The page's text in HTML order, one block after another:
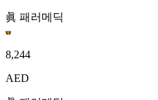
眞 패러메딕
8,244
AED